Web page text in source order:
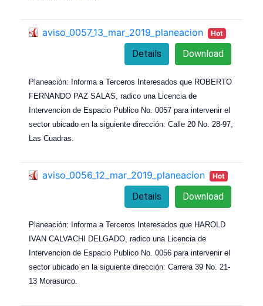
aviso_0057_13_mar_2019_planeacion Hot
Download
Details
Planeación: Informa a Terceros Interesados que ROBERTO
FERNANDO PAZ SALAS, radico una Licencia de
Intervencion de Espacio Publico No. 0057 para intervenir el
sector ubicado en la siguiente dirección: Calle 20 No. 28-97,
Las Cuadras.
aviso_0056_12_mar_2019_planeacion Hot
Download
Details
Planeación: Informa a Terceros Interesados que HAROLD
IVAN CALVACHI DELGADO, radico una Licencia de
Intervencion de Espacio Publico No. 0056 para intervenir el
sector ubicado en la siguiente dirección: Carrera 39 No. 21-
13 Morasurco.